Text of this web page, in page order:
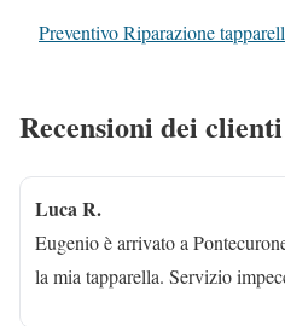
Preventivo Riparazione
Recensioni dei clienti
Luca R.
Eugenio è arrivato a
la mia tapparella. Servizio